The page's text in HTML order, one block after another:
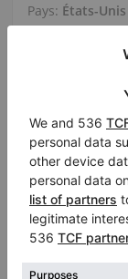
Pays: États-Unis
Professionnel